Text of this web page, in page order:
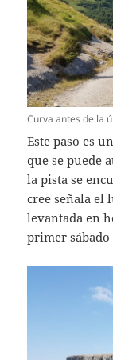
Curva antes de la
Este paso es
que se puede
la pista se
cree señala el
levantada en
primer